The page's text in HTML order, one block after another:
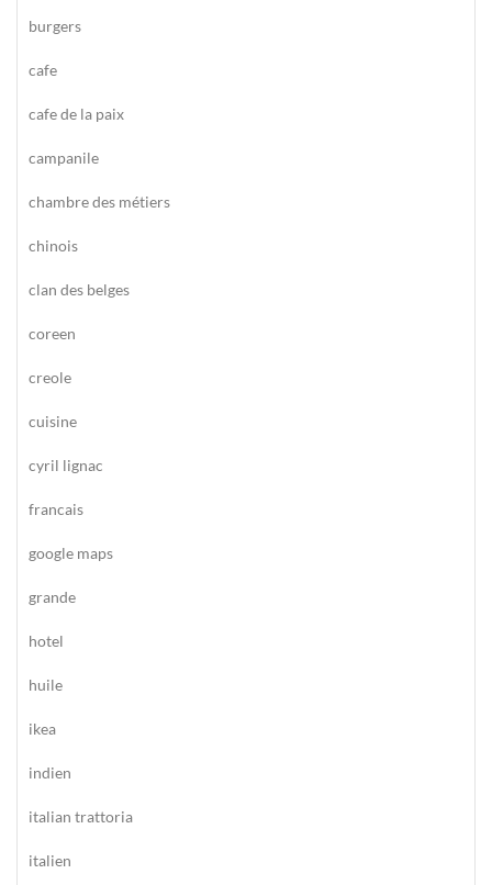
burgers
cafe
cafe de la paix
campanile
chambre des métiers
chinois
clan des belges
coreen
creole
cuisine
cyril lignac
francais
google maps
grande
hotel
huile
ikea
indien
italian trattoria
italien